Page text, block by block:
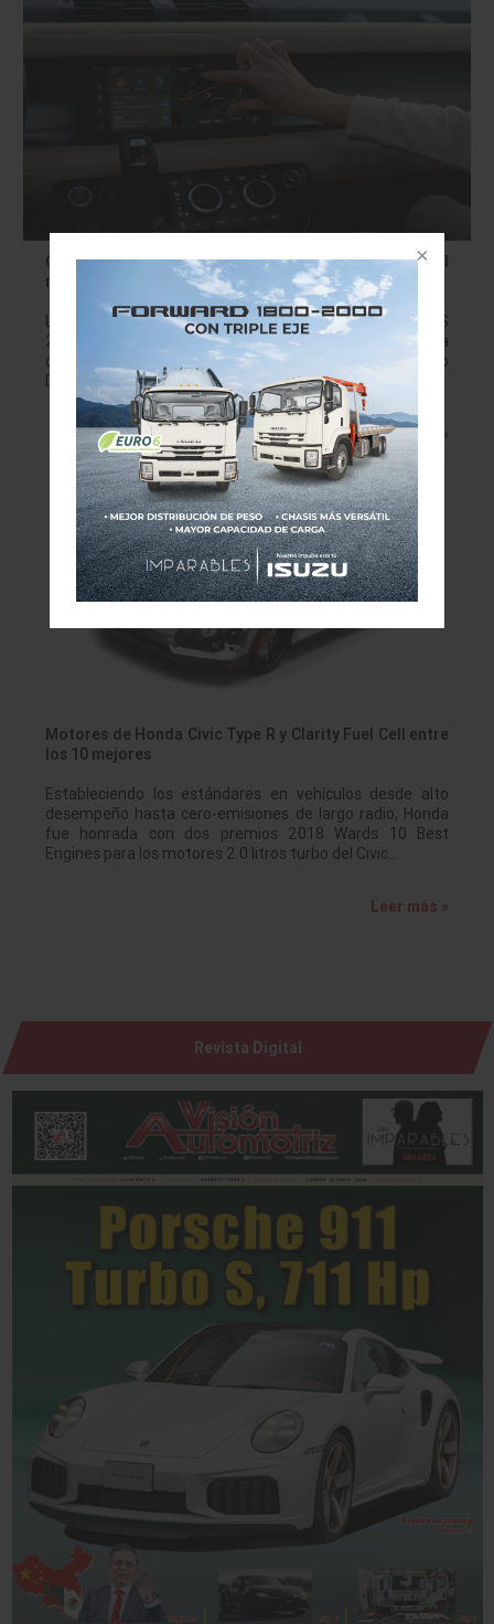
CES 2020: Land Rover defender presenta a nivel
mundial la primera conectividad dual eSIM del mundo
Los nuevos Land Rover Defender 90 y 110 asisten al CES
2020, el mayor espectáculo de consumo de electrónica
del mundo, Módem LTE de doble conectividad: el nuevo
Defender presenta…
Leer más »
Motores de Honda Civic Type R y Clarity Fuel Cell entre
los 10 mejores
Estableciendo los estándares en vehículos desde alto
desempeño hasta cero-emisiones de largo radio, Honda
fue honrada con dos premios 2018 Wards 10 Best
Engines para los motores 2.0 litros turbo del Civic…
Leer más »
Revista Digital